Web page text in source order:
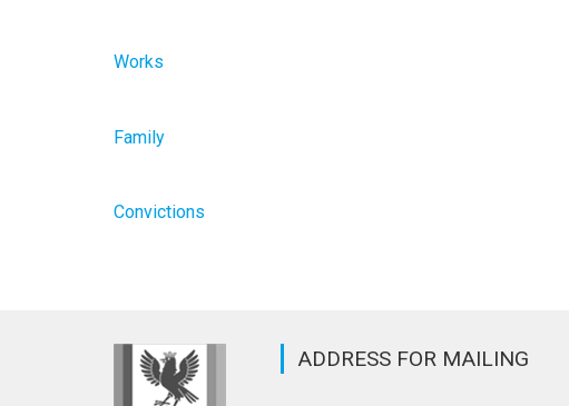
Works
Family
Convictions
ADDRESS FOR MAILING